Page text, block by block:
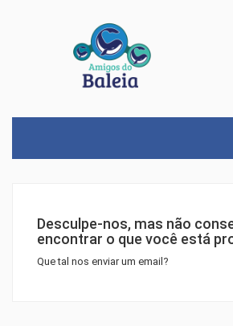
Desculpe-nos, mas não
encontrar o que você está
Que tal nos enviar um email?